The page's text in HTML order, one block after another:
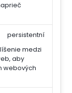
medzi
aby
webových
persistentní